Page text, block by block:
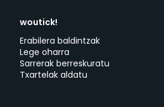
woutick!
Erabilera baldintzak
Lege oharra
Sarrerak berreskuratu
Txartelak aldatu